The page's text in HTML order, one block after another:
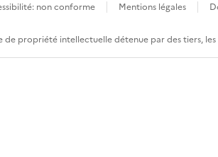
non conforme Mentions légales
de propriété intellectuelle détenue par des tiers,